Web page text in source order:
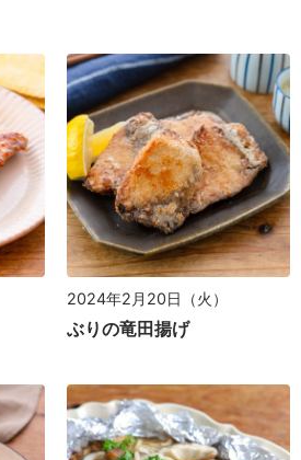
2024年2月20日（火）
ぶりの竜田揚げ